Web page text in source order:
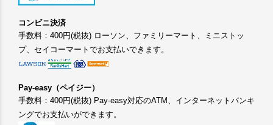
コンビニ決済
手数料：400円(税抜) ローソン、ファミリーマート、ミニストッ
プ、セイコーマートでお支払いできます。
Pay-easy（ペイジー）
手数料：400円(税抜) Pay-easy対応のATM、インターネットバンキ
ングでお支払いができます。